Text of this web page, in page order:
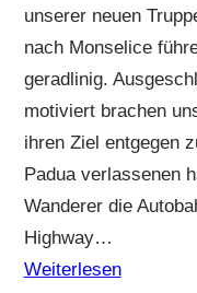
unserer neuen
nach Monselice
geradlinig.
motiviert brachen
ihren Ziel entgegen
Padua verlassenen
Wanderer die
Highway…
Weiterlesen